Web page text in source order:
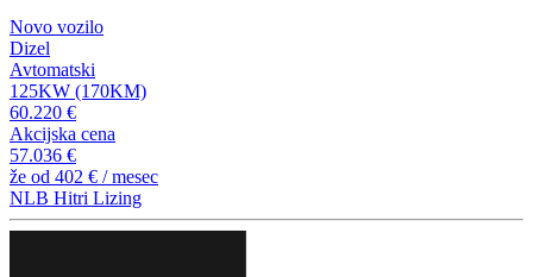
Novo vozilo
Dizel
Avtomatski
125KW (170KM)
60.220 €
Akcijska cena
57.036 €
že od 402 € / mesec
NLB Hitri Lizing